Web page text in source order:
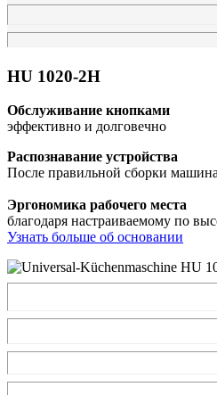
HU 1020-2H
Обслуживание кнопками​
эффективно и долговечно
Распознавание устройства​
После правильной сборки
Эргономика рабочего места​
благодаря настраиваемому по
Узнать больше об основании